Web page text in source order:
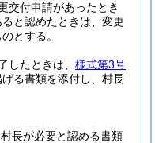
交付申請があったとき
と認めたときは、変更
とする。
したときは、 様式第3号
る書類を添付し、村長
長が必要と認める書類